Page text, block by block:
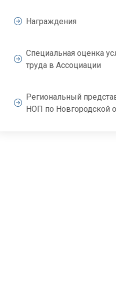
Награждения
Специальная оценка
труда в Ассоциации
Региональный
НОП по Новгородской